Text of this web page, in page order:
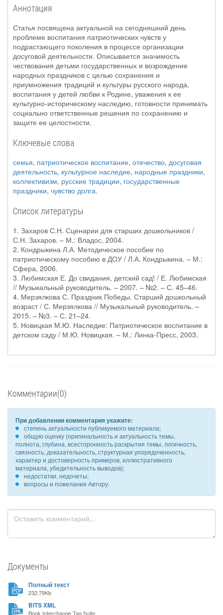
Аннотация
Статья посвящена актуальной на сегодняшний день
проблеме воспитания патриотических чувств у
подрастающего поколения в процессе организации
досуговой деятельности. Описывается значимость
чествования детьми государственных и возрождение
народных праздников с целью сохранения и
приумножения традиций и культуры русского народа,
воспитания у детей любви к Родине, уважения к ее
культурно-историческому наследию, готовности принимать
социально ответственные решения по сохранению и
защите ее целостности.
Ключевые слова
семья, патриотическое воспитание, отечество, досуговая
деятельность, культурное наследие, народные праздники,
коллективизм, русские традиции, государственные
праздники, чувство долга.
Список литературы
1. Захаров С.Н. Сценарии для старших дошкольников /
С.Н. Захаров. – М.: Владос, 2004.
2. Кондрыкина Л.А. Методическое пособие по
патриотическому пособию в ДОУ / Л.А. Кондрыкина. – М.:
Сфера, 2006.
3. Любимская Е. До свидания, детский сад! / Е. Любимская
// Музыкальный руководитель. – 2007. – №2. – С. 45–46.
4. Мерзялкова С. Праздник Победы. Старший дошкольный
возраст / С. Мерзялкова // Музыкальный руководитель. –
2015. – №3. – С. 21–24.
5. Новицкая М.Ю. Наследие: Патриотическое воспитание в
детском саду / М.Ю. Новицкая. – М.: Линка-Пресс, 2003.
Комментарии(0)
При добавлении комментария укажите:
степень актуальности публикуемого материала;
общую оценку (оригинальность и актуальность темы,
полнота, глубина, всесторонность раскрытия темы, логичность,
связность, доказательность, структурная упорядоченность,
характер и достоверность примеров, иллюстративного
материала, убедительность выводов);
недостатки, недочеты;
вопросы и пожелания Автору.
Документы
Полный текст
232.79Kb
BITS XML
Book Interchange Tag Suite